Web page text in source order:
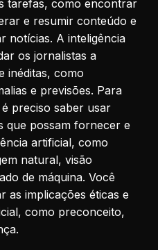
tarefas, como encontrar
e resumir conteúdo e
notícias. A inteligência
os jornalistas a
inéditas, como
e previsões. Para
preciso saber usar
que possam fornecer e
artificial, como
natural, visão
de máquina. Você
as implicações éticas e
como preconceito,